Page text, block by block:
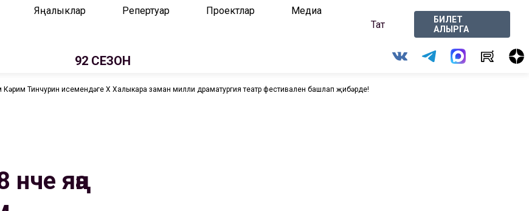
Яңалыклар Репертуар Проектлар Медиа
Тат
БИЛЕТ
АЛЫРГА
92 СЕЗОН
Кәрим Тинчурин исемендәге Х Халыкара заман милли драматургия театр фестивален башлап җибәрде!
яңа